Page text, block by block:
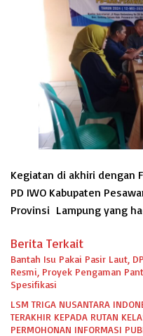
Kegiatan di akhiri dengan
PD IWO Kabupaten
Provinsi Lampung yang
Berita Terkait
Bantah Isu Pakai Pasir Laut,
Resmi, Proyek Pengaman
Spesifikasi
LSM TRIGA NUSANTARA
TERAKHIR KEPADA RUTAN
PERMOHONAN INFORMASI